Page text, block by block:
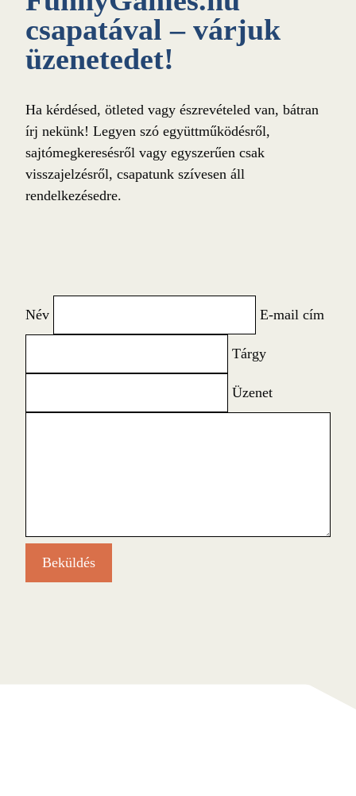
csapatával – várjuk
üzenetedet!
Ha kérdésed, ötleted vagy észrevételed van, bátran
írj nekünk! Legyen szó együttműködésről,
sajtómegkeresésről vagy egyszerűen csak
visszajelzésről, csapatunk szívesen áll
rendelkezésedre.
Név E-mail cím
Tárgy
Üzenet
Beküldés